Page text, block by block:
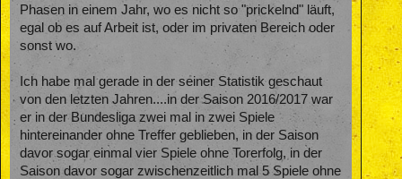
Phasen in einem Jahr, wo es nicht so "prickelnd" läuft,
egal ob es auf Arbeit ist, oder im privaten Bereich oder
sonst wo.
Ich habe mal gerade in der seiner Statistik geschaut
von den letzten Jahren....in der Saison 2016/2017 war
er in der Bundesliga zwei mal in zwei Spiele
hintereinander ohne Treffer geblieben, in der Saison
davor sogar einmal vier Spiele ohne Torerfolg, in der
Saison davor sogar zwischenzeitlich mal 5 Spiele ohne